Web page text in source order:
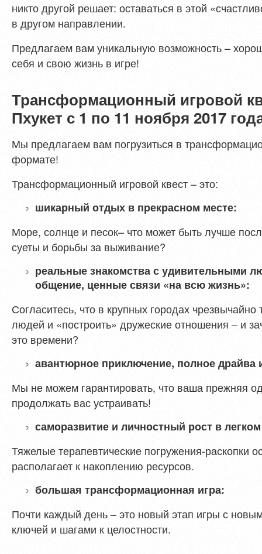
никто другой решает: оставаться в этой
в другом направлении.
Предлагаем вам уникальную возможность –
себя и свою жизнь в игре!
Трансформационный игровой
Пхукет с 1 по 11 ноября 2017
Мы предлагаем вам погрузиться в
формате!
Трансформационный игровой квест – это:
шикарный отдых в прекрасном месте:
Море, солнце и песок– что может быть лучше
суеты и борьбы за выживание?
реальные знакомства с удивительными
общение, ценные связи «на всю жизнь»:
Согласитесь, что в крупных городах
людей и «построить» дружеские отношения – и
это времени?
авантюрное приключение, полное драйва
Мы не можем гарантировать, что ваша прежняя
продолжать вас устраивать!
саморазвитие и личностный рост в
Тяжелые терапевтические погружения-раскопки
располагает к накоплению ресурсов.
большая трансформационная игра:
Почти каждый день – это новый этап игры с
ключей и шагами к целостности.